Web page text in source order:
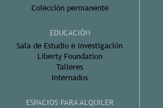
Colección permanente
EDUCACIÓN
Sala de Estudio e Investigación
Liberty Foundation
Talleres
Internados
ESPACIOS PARA ALQUILER